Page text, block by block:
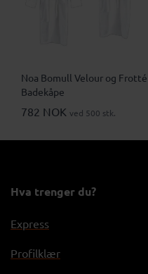
Noa Bomull Velour og Frotté
Badekåpe
782 NOK ved 500 stk.
Hva trenger du?
Express
Profilklær